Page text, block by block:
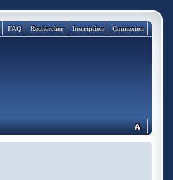
Connexion
Inscription
Rechercher
FAQ